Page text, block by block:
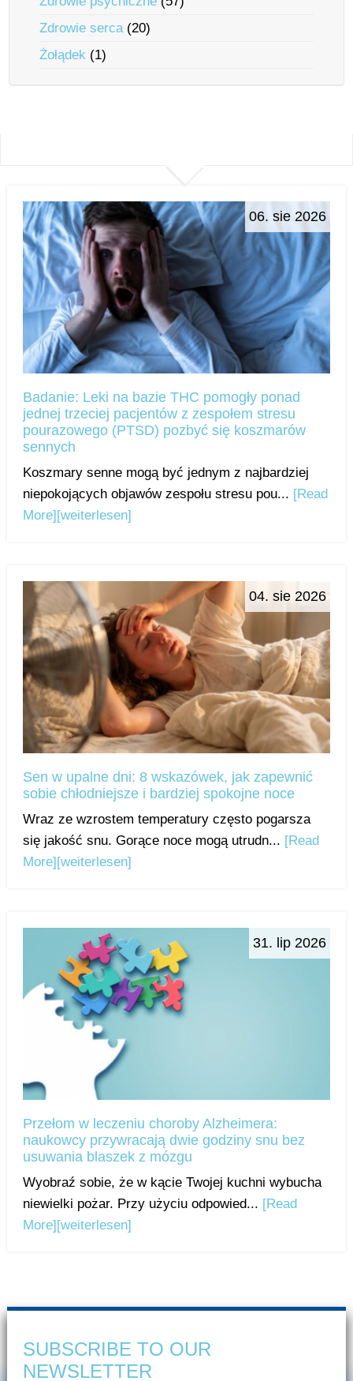
Zdrowie serca(20)
Żołądek (1)
06. sie 2026
Badanie: Leki na bazie THC pomogły ponad
jednej trzeciej pacjentów z zespołem stresu
pourazowego (PTSD) pozbyć się koszmarów
sennych
Koszmary senne mogą być jednym z najbardziej
niepokojących objawów zespołu stresu pou... [Read
More] [weiterlesen]
04. sie 2026
Sen w upalne dni: 8 wskazówek, jak zapewnić
sobie chłodniejsze i bardziej spokojne noce
Wraz ze wzrostem temperatury często pogarsza
się jakość snu. Gorące noce mogą utrudn... [Read
More] [weiterlesen]
31. lip 2026
Przełom w leczeniu choroby Alzheimera:
naukowcy przywracają dwie godziny snu bez
usuwania blaszek z mózgu
Wyobraź sobie, że w kącie Twojej kuchni wybucha
niewielki pożar. Przy użyciu odpowied... [Read
More][weiterlesen]
SUBSCRIBE TO OUR
NEWSLETTER